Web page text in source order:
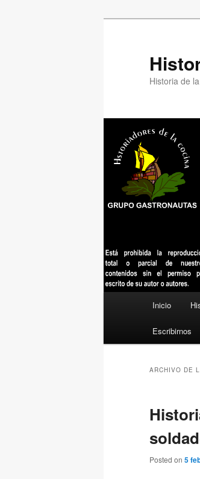
Historia de
Inicio
Escribirnos
ARCHIVO DE
Posted on 5